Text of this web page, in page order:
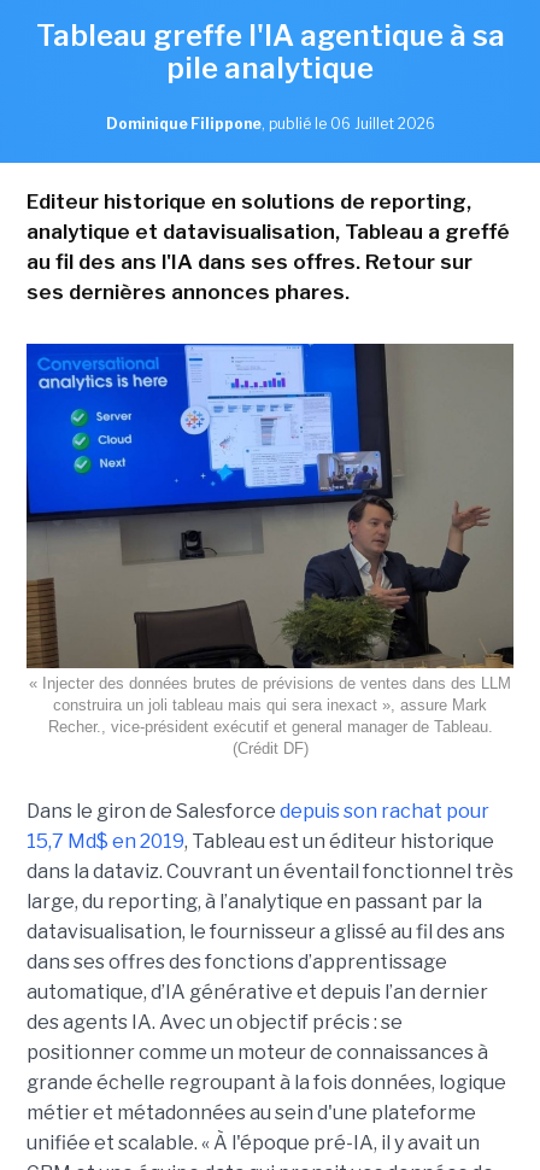
Tableau greffe l'IA agentique à sa
pile analytique
Dominique Filippone, publié le 06 Juillet 2026
Editeur historique en solutions de reporting,
analytique et datavisualisation, Tableau a greffé
au fil des ans l'IA dans ses offres. Retour sur
ses dernières annonces phares.
« Injecter des données brutes de prévisions de ventes dans des LLM
construira un joli tableau mais qui sera inexact », assure Mark
Recher., vice-président exécutif et general manager de Tableau.
(Crédit DF)
Dans le giron de Salesforce depuis son rachat pour
15,7 Md$ en 2019, Tableau est un éditeur historique
dans la dataviz. Couvrant un éventail fonctionnel très
large, du reporting, à l’analytique en passant par la
datavisualisation, le fournisseur a glissé au fil des ans
dans ses offres des fonctions d’apprentissage
automatique, d’IA générative et depuis l’an dernier
des agents IA. Avec un objectif précis : se
positionner comme un moteur de connaissances à
grande échelle regroupant à la fois données, logique
métier et métadonnées au sein d'une plateforme
unifiée et scalable. « À l'époque pré-IA, il y avait un